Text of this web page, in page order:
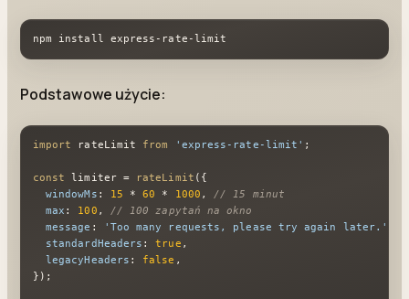
npm install express-rate-limit
Podstawowe użycie:
import rateLimit from 'express-rate-limit' ;
const limiter = rateLimit ({
windowMs : 15 * 60 * 1000 , // 15 minut
max : 100 , // 100 zapytań na okno
message : 'Too many requests, please try again later.'
standardHeaders : true ,
legacyHeaders : false ,
});